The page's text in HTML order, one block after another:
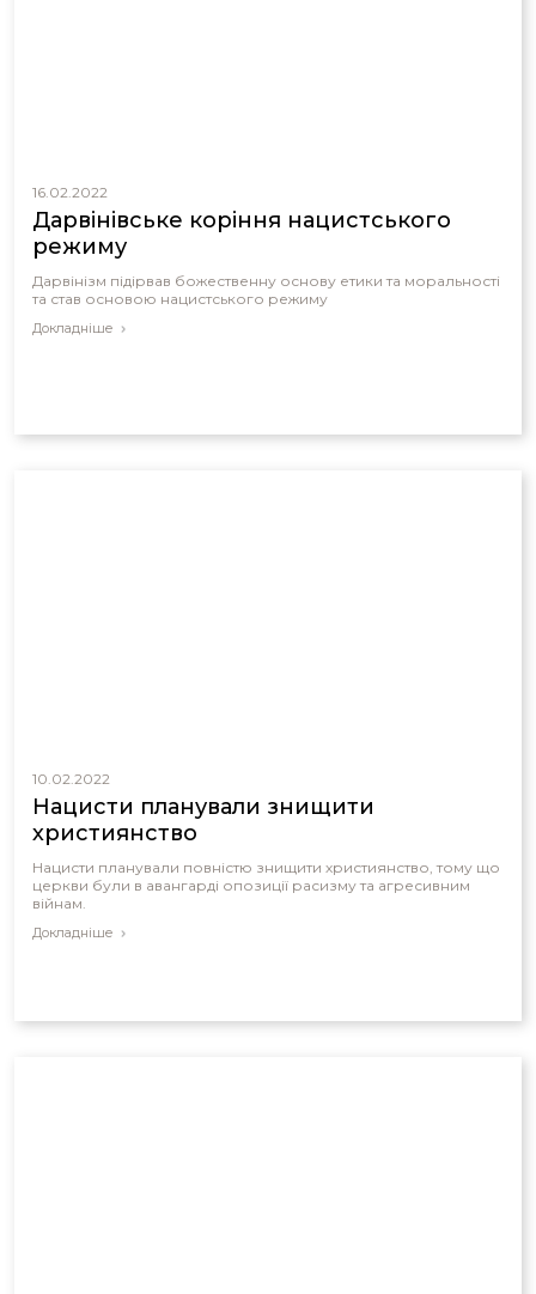
16.02.2022
Дарвінівське коріння нацистського
режиму
Дарвінізм підірвав божественну основу етики та моральності
та став основою нацистського режиму
Докладніше
10.02.2022
Нацисти планували знищити
християнство
Нацисти планували повністю знищити християнство, тому що
церкви були в авангарді опозиції расизму та агресивним
війнам.
Докладніше